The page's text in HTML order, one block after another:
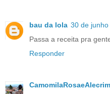
bau da lola 30 de
Passa a receita pra
Responder
CamomilaRosaeAlecrim